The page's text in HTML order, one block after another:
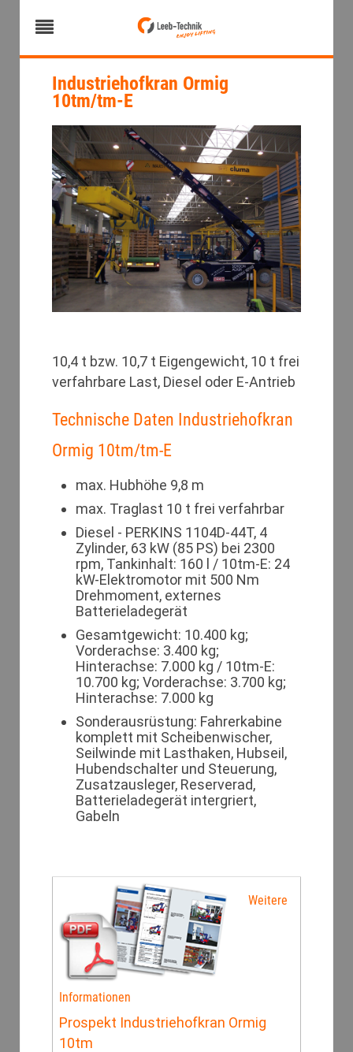
Industriehofkran Ormig
10tm/tm-E
10,4 t bzw. 10,7 t Eigengewicht, 10 t frei
verfahrbare Last, Diesel oder E-Antrieb
Technische Daten Industriehofkran
Ormig 10tm/tm-E
max. Hubhöhe 9,8 m
max. Traglast 10 t frei verfahrbar
Diesel - PERKINS 1104D-44T, 4
Zylinder, 63 kW (85 PS) bei 2300
rpm, Tankinhalt: 160 l / 10tm-E: 24
kW-Elektromotor mit 500 Nm
Drehmoment, externes
Batterieladegerät
Gesamtgewicht: 10.400 kg;
Vorderachse: 3.400 kg;
Hinterachse: 7.000 kg / 10tm-E:
10.700 kg; Vorderachse: 3.700 kg;
Hinterachse: 7.000 kg
Sonderausrüstung: Fahrerkabine
komplett mit Scheibenwischer,
Seilwinde mit Lasthaken, Hubseil,
Hubendschalter und Steuerung,
Zusatzausleger, Reserverad,
Batterieladegerät intergriert,
Gabeln
Weitere
Informationen
Prospekt Industriehofkran Ormig
10tm